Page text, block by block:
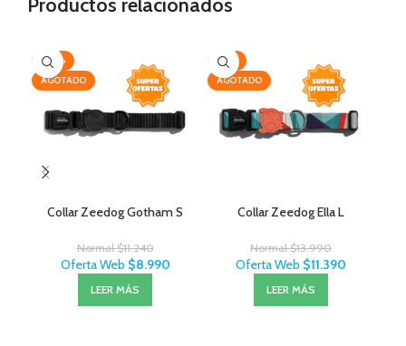
Productos relacionados
-20%
AGOTADO
Collar Zeedog Gotham S
Normal$11.240
Oferta Web $8.990
LEER MÁS
-19%
AGOTADO
Collar Zeedog Ella L
Normal$13.990
Oferta Web $11.390
LEER MÁS